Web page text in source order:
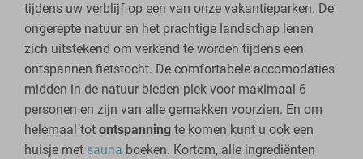
tijdens uw verblijf op een van onze vakantieparken. De
ongerepte natuur en het prachtige landschap lenen
zich uitstekend om verkend te worden tijdens een
ontspannen fietstocht. De comfortabele accomodaties
midden in de natuur bieden plek voor maximaal 6
personen en zijn van alle gemakken voorzien. En om
helemaal totontspanning te komen kunt u ook een
huisje met sauna boeken. Kortom, alle ingrediënten